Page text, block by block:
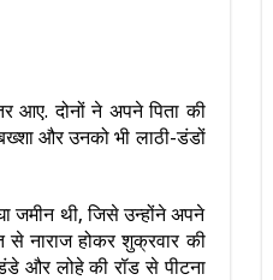
आए. दोनों ने अपने पिता की
और उनको भी लाठी-डंडों
जमीन थी, जिसे उन्होंने अपने
से नाराज होकर शुक्रवार की
और लोहे की रॉड से पीटना